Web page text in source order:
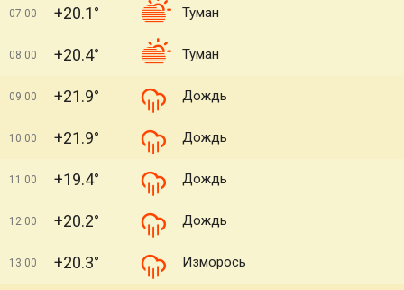
07:00 +20.1° Туман
08:00 +20.4° Туман
09:00 +21.9° Дождь
10:00 +21.9° Дождь
11:00 +19.4° Дождь
12:00 +20.2° Дождь
13:00 +20.3° Изморось